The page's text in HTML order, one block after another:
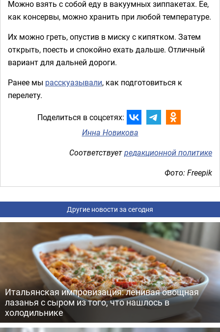
Можно взять с собой еду в вакуумных зиппакетах. Ее,
как консервы, можно хранить при любой температуре.
Их можно греть, опустив в миску с кипятком. Затем
открыть, поесть и спокойно ехать дальше. Отличный
вариант для дальней дороги.
Ранее мы расскуазывали, как подготовиться к
перелету.
Поделиться в соцсетях:
Инна Новикова
Соответствуетредакционной политике
Фото: Freepik
Другие новости за сегодня
Итальянская импровизация: ленивая овощная
лазанья с сыром из того, что нашлось в
холодильнике